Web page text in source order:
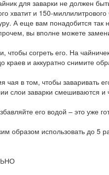
для заварки не должен
хватит и 150-
А еще вам понадобится так
вы вполне можете
чтобы согреть его. На
краев и аккуратно снимите
в том, чтобы заваривать
слои заварки смешиваются и
его водой – это уже
образом использовать до 5